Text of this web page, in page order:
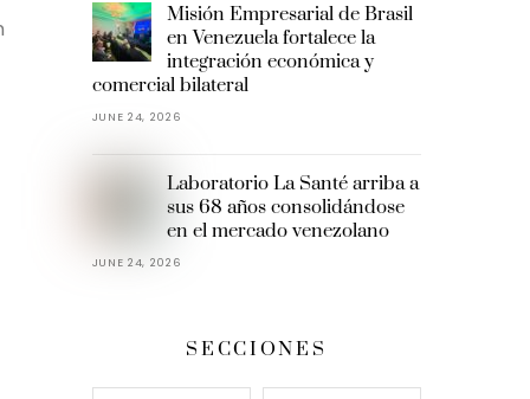
Misión Empresarial de Brasil
en Venezuela fortalece la
integración económica y
comercial bilateral
JUNE 24, 2026
Laboratorio La Santé arriba a
sus 68 años consolidándose
en el mercado venezolano
JUNE 24, 2026
SECCIONES